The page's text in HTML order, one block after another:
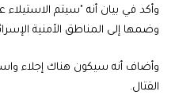
وأكد في بيان أنه "سيتم
وضمها إلى المناطق الأمنية
وأضاف أنه سيكون هناك إجلاء
القتال.